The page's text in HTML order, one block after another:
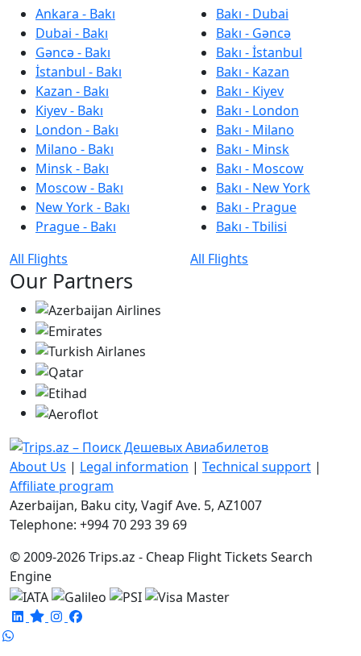
Ankara - Bakı
Dubai - Bakı
Gəncə - Bakı
İstanbul - Bakı
Kazan - Bakı
Kiyev - Bakı
London - Bakı
Milano - Bakı
Minsk - Bakı
Moscow - Bakı
New York - Bakı
Prague - Bakı
All Flights
Bakı - Dubai
Bakı - Gəncə
Bakı - İstanbul
Bakı - Kazan
Bakı - Kiyev
Bakı - London
Bakı - Milano
Bakı - Minsk
Bakı - Moscow
Bakı - New York
Bakı - Prague
Bakı - Tbilisi
All Flights
Our Partners
About Us | Legal information | Technical support |
Affiliate program
Azerbaijan, Baku city, Vagif Ave. 5, AZ1007
Telephone: +994 70 293 39 69
© 2009-2026 Trips.az - Cheap Flight Tickets Search
Engine